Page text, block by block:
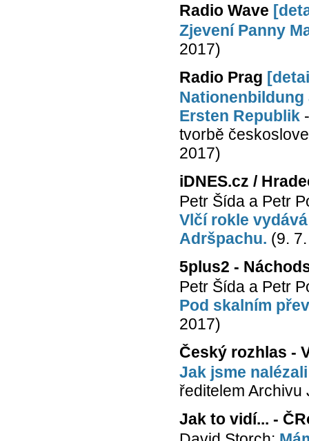
Radio Wave
Zjevení Panny
2017)
Radio Prag
Nationenbildung
Ersten Republik
tvorbě
2017)
iDNES.cz /
Petr Šída a Petr
Vlčí rokle
Adršpachu. (9.
5plus2 -
Petr Šída a Petr
Pod skalním
2017)
Český rozhlas -
Jak jsme
ředitelem Archivu
Jak to vidí... -